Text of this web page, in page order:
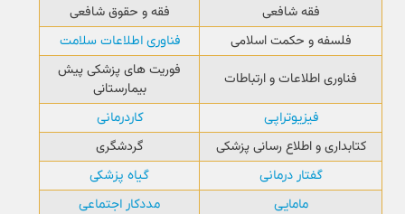
فقه شافعی
فقه و حقوق شافعی
فلسفه و حکمت اسلامی
فناوری اطلاعات سلامت
فناوری اطلاعات و ارتباطات
فوریت های پزشکی پیش
بیمارستانی
فیزیوتراپی کاردرمانی
کتابداری و اطلاع رسانی پزشکی گردشگری
گفتار درمانی
گیاه پزشکی
مامایی
مددکار اجتماعی